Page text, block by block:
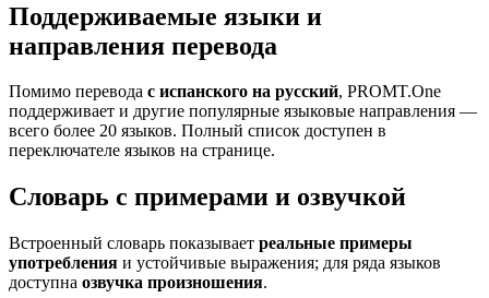
Поддерживаемые языки и
направления перевода
Помимо перевода с испанского на русский, PROMT.One
поддерживает и другие популярные языковые направления —
всего более 20 языков. Полный список доступен в
переключателе языков на странице.
Словарь с примерами и озвучкой
Встроенный словарь показывает реальные примеры
употребления и устойчивые выражения; для ряда языков
доступна озвучка произношения.